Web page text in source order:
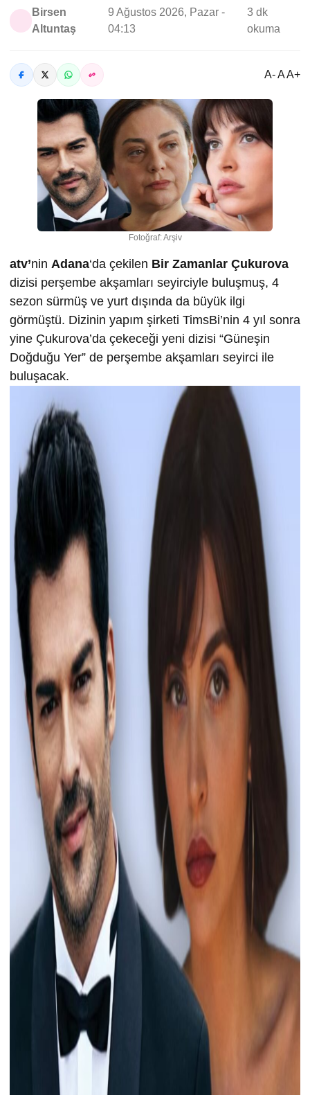
Birsen
Altuntaş
9 Ağustos 2026, Pazar -
04:13
3 dk
okuma
A- A A+
Fotoğraf: Arşiv
atv’nin Adana‘da çekilen Bir Zamanlar Çukurova
dizisi perşembe akşamları seyirciyle buluşmuş, 4
sezon sürmüş ve yurt dışında da büyük ilgi
görmüştü. Dizinin yapım şirketi TimsBi’nin 4 yıl sonra
yine Çukurova’da çekeceği yeni dizisi “Güneşin
Doğduğu Yer” de perşembe akşamları seyirci ile
buluşacak.